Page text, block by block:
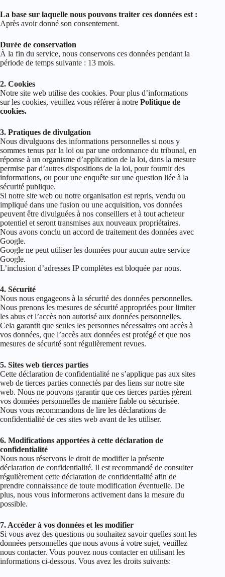
La base sur laquelle nous pouvons traiter ces données est :
Après avoir donné son consentement.
Durée de conservation
À la fin du service, nous conservons ces données pendant la
période de temps suivante : 13 mois.
2. Cookies
Notre site web utilise des cookies. Pour plus d’informations
sur les cookies, veuillez vous référer à notre Politique de
cookies.
3. Pratiques de divulgation
Nous divulguons des informations personnelles si nous y
sommes tenus par la loi ou par une ordonnance du tribunal, en
réponse à un organisme d’application de la loi, dans la mesure
permise par d’autres dispositions de la loi, pour fournir des
informations, ou pour une enquête sur une question liée à la
sécurité publique.
Si notre site web ou notre organisation est repris, vendu ou
impliqué dans une fusion ou une acquisition, vos données
peuvent être divulguées à nos conseillers et à tout acheteur
potentiel et seront transmises aux nouveaux propriétaires.
Nous avons conclu un accord de traitement des données avec
Google.
Google ne peut utiliser les données pour aucun autre service
Google.
L’inclusion d’adresses IP complètes est bloquée par nous.
4. Sécurité
Nous nous engageons à la sécurité des données personnelles.
Nous prenons les mesures de sécurité appropriées pour limiter
les abus et l’accès non autorisé aux données personnelles.
Cela garantit que seules les personnes nécessaires ont accès à
vos données, que l’accès aux données est protégé et que nos
mesures de sécurité sont régulièrement revues.
5. Sites web tierces parties
Cette déclaration de confidentialité ne s’applique pas aux sites
web de tierces parties connectés par des liens sur notre site
web. Nous ne pouvons garantir que ces tierces parties gèrent
vos données personnelles de manière fiable ou sécurisée.
Nous vous recommandons de lire les déclarations de
confidentialité de ces sites web avant de les utiliser.
6. Modifications apportées à cette déclaration de
confidentialité
Nous nous réservons le droit de modifier la présente
déclaration de confidentialité. Il est recommandé de consulter
régulièrement cette déclaration de confidentialité afin de
prendre connaissance de toute modification éventuelle. De
plus, nous vous informerons activement dans la mesure du
possible.
7. Accéder à vos données et les modifier
Si vous avez des questions ou souhaitez savoir quelles sont les
données personnelles que nous avons à votre sujet, veuillez
nous contacter. Vous pouvez nous contacter en utilisant les
informations ci-dessous. Vous avez les droits suivants: